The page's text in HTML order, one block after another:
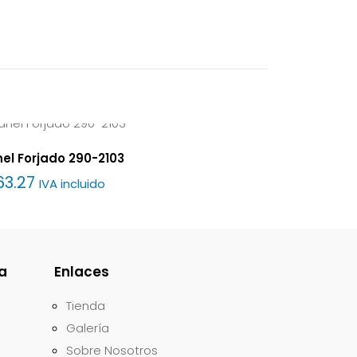
Forjado 290-2103
IVA incluido
Enlaces
Tienda
Galería
Sobre Nosotros